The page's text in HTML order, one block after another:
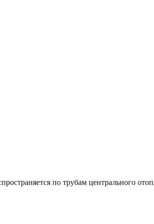
по трубам центрального